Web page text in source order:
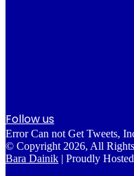
Follow us
Error Can not Get Tweets,
© Copyright 2026, All
Bara Dainik | Proudly